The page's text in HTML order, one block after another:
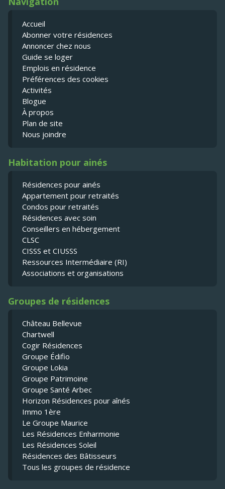
Accueil
Abonner votre résidences
Annoncer chez nous
Guide se loger
Emplois en résidence
Préférences des cookies
Activités
Blogue
À propos
Plan de site
Nous joindre
Habitation pour ainés
Résidences pour ainés
Appartement pour retraités
Condos pour retraités
Résidences avec soin
Conseillers en hébergement
CLSC
CISSS et CIUSSS
Ressources Intermédiaire (RI)
Associations et organisations
Groupes de résidences
Château Bellevue
Chartwell
Cogir Résidences
Groupe Édifio
Groupe Lokia
Groupe Patrimoine
Groupe Santé Arbec
Horizon Résidences pour aînés
Immo 1ère
Le Groupe Maurice
Les Résidences Enharmonie
Les Résidences Soleil
Résidences des Bâtisseurs
Tous les groupes de résidence